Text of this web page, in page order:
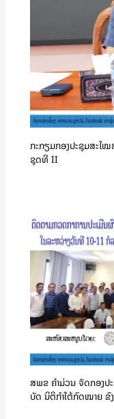
ກະກຽມກອງປະຊຸມສະໄ
ຊຸດທີ II
ສພຂ ຄໍາມ່ວນ ຈັດກອງປ
ບັດ ນິຕິກຳໃຕ້ກົດໝາຍ ຂົ